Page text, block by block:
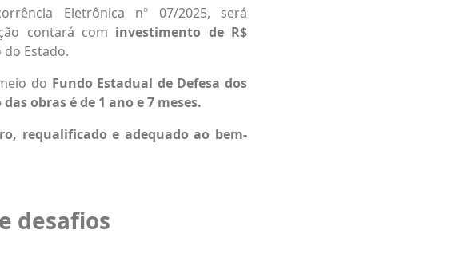
Eletrônica nº 07/2025, será
contará com investimento de R$
Estado.
do Fundo Estadual de Defesa dos
obras é de 1 ano e 7 meses.
requalificado e adequado ao bem-
desafios